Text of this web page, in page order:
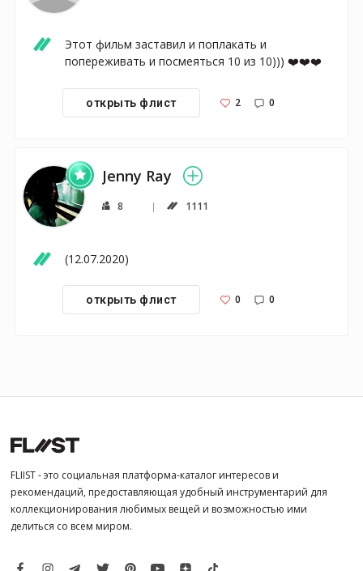
Этот фильм заставил и поплакать и
попереживать и посмеяться 10 из 10))) ❤️❤️❤️
открыть флист 2 0
Jenny Ray
8 1111
(12.07.2020)
открыть флист 0 0
FLIIST - это социальная платформа-каталог интересов и
рекомендаций, предоставляющая удобный инструментарий для
коллекционирования любимых вещей и возможностью ими
делиться со всем миром.